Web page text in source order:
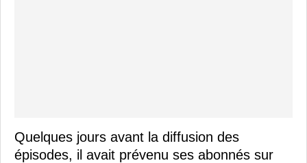
Quelques jours avant la diffusion des
épisodes, il avait prévenu ses abonnés sur